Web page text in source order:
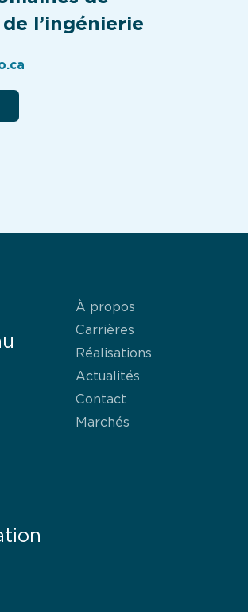
l’ingénierie
À propos
Carrières
Réalisations
Actualités
Contact
Marchés